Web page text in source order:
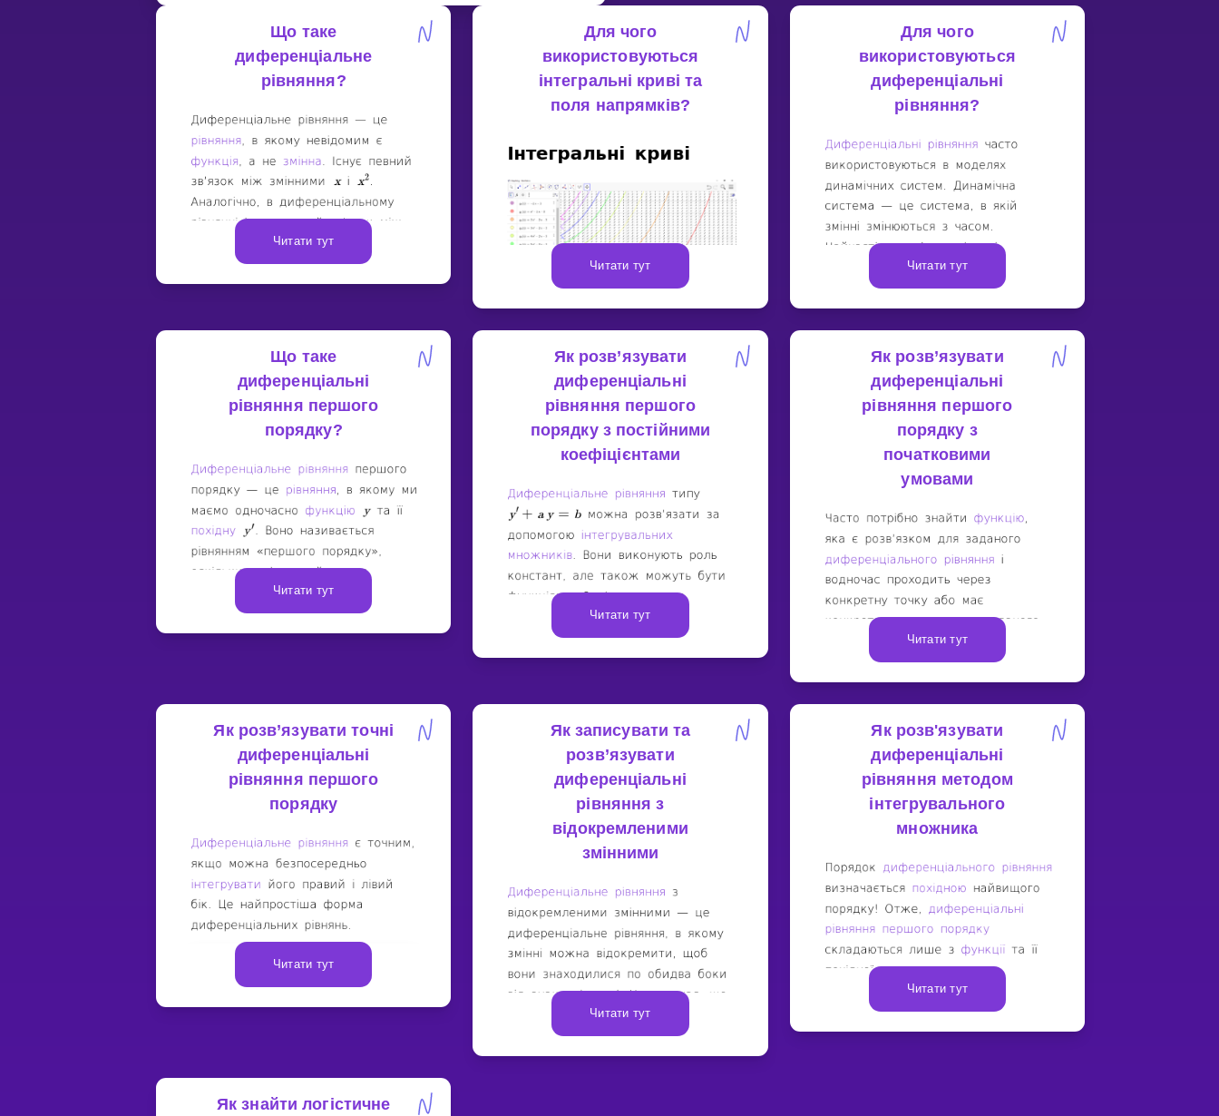
Що таке
диференціальне
рівняння?
Читати тут
Для чого
використовуються
інтегральні криві та
поля напрямків?
Читати тут
Для чого
використовуються
диференціальні
рівняння?
Читати тут
Що таке
диференціальні
рівняння першого
порядку?
Читати тут
Як розв’язувати
диференціальні
рівняння першого
порядку з постійними
коефіцієнтами
Читати тут
Як розв’язувати
диференціальні
рівняння першого
порядку з
початковими
умовами
Читати тут
Як розв’язувати точні
диференціальні
рівняння першого
порядку
Читати тут
Як записувати та
розв’язувати
диференціальні
рівняння з
відокремленими
змінними
Читати тут
Як розв'язувати
диференціальні
рівняння методом
інтегрувального
множника
Читати тут
Як знайти логістичне